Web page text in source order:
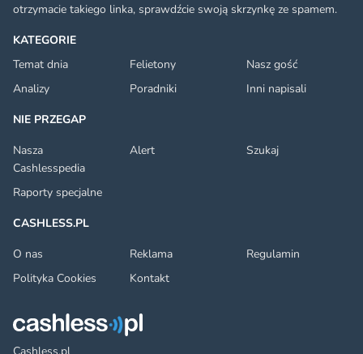
KATEGORIE
Temat dnia
Felietony
Nasz gość
Analizy
Poradniki
Inni napisali
NIE PRZEGAP
Nasza
Cashlesspedia
Alert Szukaj
Raporty specjalne
CASHLESS.PL
O nas
Reklama
Regulamin
Polityka Cookies
Kontakt
otrzymacie takiego linka, sprawdźcie swoją skrzynkę ze spamem.